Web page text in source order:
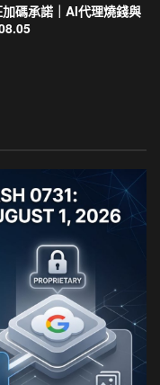
碼承諾｜AI代理燒錢與